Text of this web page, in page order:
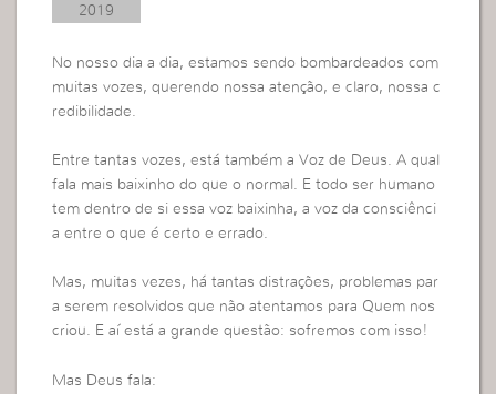
2019
No nosso dia a dia, estamos sendo bombardeados com
muitas vozes, querendo nossa atenção, e claro, nossa c
redibilidade.
Entre tantas vozes, está também a Voz de Deus. A qual
fala mais baixinho do que o normal. E todo ser humano
tem dentro de si essa voz baixinha, a voz da consciênci
a entre o que é certo e errado.
Mas, muitas vezes, há tantas distrações, problemas par
a serem resolvidos que não atentamos para Quem nos
criou. E aí está a grande questão: sofremos com isso!
Mas Deus fala: